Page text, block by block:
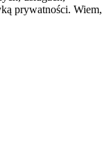
prywatności. Wiem,